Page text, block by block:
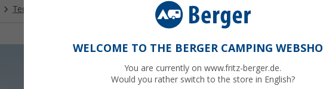
Technikratgeber So funktioniert eine Truma Varioheat
WELCOME TO THE BERGER CAMPING
You are currently on www.fritz-berger.de.
Would you rather switch to the store in English?